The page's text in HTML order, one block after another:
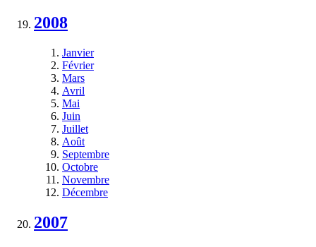
2008
Janvier
Février
Mars
Avril
Mai
Juin
Juillet
Août
Septembre
Octobre
Novembre
Décembre
2007